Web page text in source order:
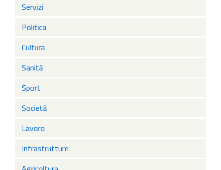
Servizi
Politica
Cultura
Sanità
Sport
Società
Lavoro
Infrastrutture